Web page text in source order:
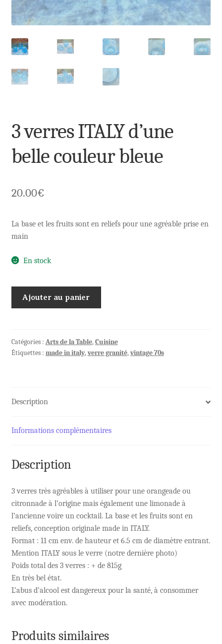
3 verres ITALY d’une
belle couleur bleue
20.00€
La base et les fruits sont en reliefs pour une agréable prise en
main
En stock
ITALY
d'une
Ajouter au panier
Catégories : Arts de la Table,Cuisine
Étiquettes : made in italy,verre granité,vintage 70s
Description
Informations complémentaires
Description
3 verres très agréables à utiliser pour une orangeade ou
citronnade à l’origine mais également une limonade à
l’ancienne voire un cocktail. La base et les fruits sont en
reliefs, conception originale made in ITALY.
Format : 11 cm env. de hauteur et 6.5 cm de diamètre entrant.
Mention ITALY sous le verre (notre dernière photo)
Poids total des 3 verres : + de 815g
En très bel état.
L’abus d’alcool est dangereux pour la santé, à consommer
avec modération.
Produits similaires